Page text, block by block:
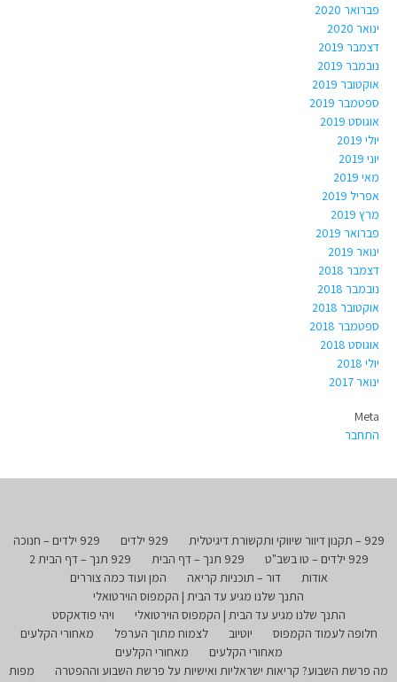
פברואר 2020
ינואר 2020
דצמבר 2019
נובמבר 2019
אוקטובר 2019
ספטמבר 2019
אוגוסט 2019
יולי 2019
יוני 2019
מאי 2019
אפריל 2019
מרץ 2019
פברואר 2019
ינואר 2019
דצמבר 2018
נובמבר 2018
אוקטובר 2018
ספטמבר 2018
אוגוסט 2018
יולי 2018
ינואר 2017
Meta
התחבר
929 – תקנון דיוור שיווקי ותקשורת דיגיטלית 929 ילדים
929 ילדים – חנוכה
929 ילדים – טו בשב"ט
929 תנך – דף הבית
929 תנך – דף הבית 2
אודות
דור – תוכניות קריאה
המן ועוד כמה צוררים
התנך שלנו מגיע עד הבית | הקמפוס הוירטואלי
התנך שלנו מגיע עד הבית | הקמפוס הוירטואלי
ויהי פודאקסט
חלופה לעמוד הקמפוס
יוטיוב לצמוח מתוך הערפל
מאחורי הקלעים
מאחורי הקלעים
מאחורי הקלעים
מה פרשת השבוע? קריאות ישראליות ואישיות על פרשת השבוע וההפטרה
מפות